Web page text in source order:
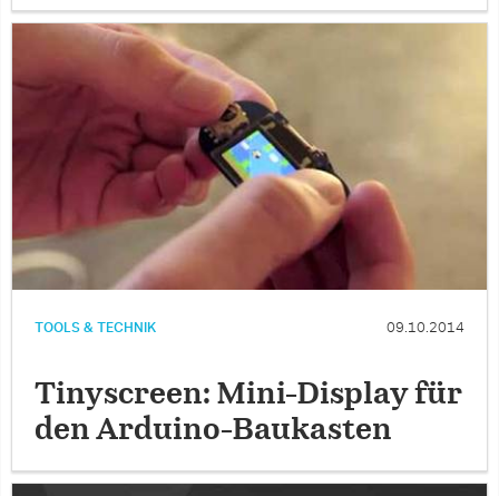
TOOLS & TECHNIK 09.10.2014
Tinyscreen: Mini-Display für
den Arduino-Baukasten